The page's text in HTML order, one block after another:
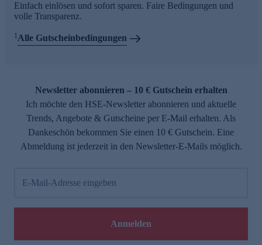
Einfach einlösen und sofort sparen. Faire Bedingungen und
volle Transparenz.
1Alle Gutscheinbedingungen
Newsletter abonnieren – 10 € Gutschein erhalten
Ich möchte den HSE-Newsletter abonnieren und aktuelle
Trends, Angebote & Gutscheine per E-Mail erhalten. Als
Dankeschön bekommen Sie einen 10 € Gutschein. Eine
Abmeldung ist jederzeit in den Newsletter-E-Mails möglich.
E-Mail-Adresse eingeben
Anmelden